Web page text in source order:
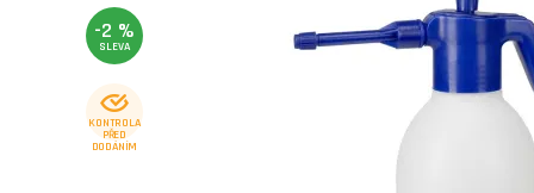
-2 %
SLEVA
KONTROLA
PŘED
DODÁNÍM